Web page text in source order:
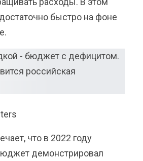
быстро на фоне
что в 2022 году
демонстрировал